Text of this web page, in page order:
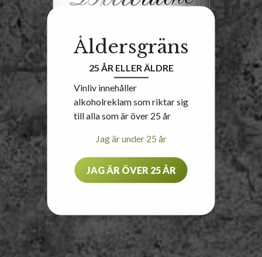
Åldersgräns
25 ÅR ELLER ÄLDRE
Vinliv innehåller
alkoholreklam som riktar sig
till alla som är över 25 år
Jag är under 25 år
JAG ÄR ÖVER 25 ÅR